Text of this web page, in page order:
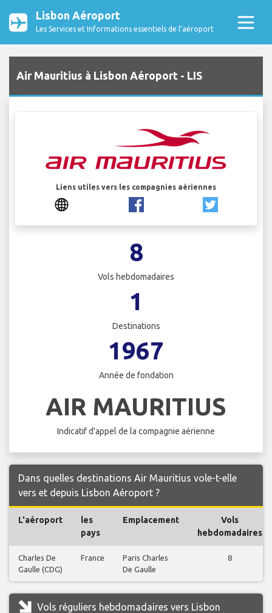
Lisbon Aéroport
Les Services et Informations essentiels de l’aéroport
Air Mauritius à Lisbon Aéroport - LIS
Liens utiles vers les compagnies aériennes
8
Vols hebdomadaires
1
Destinations
1967
Année de fondation
AIR MAURITIUS
Indicatif d'appel de la compagnie aérienne
Dans quelles destinations Air Mauritius vole-t-elle
vers et depuis Lisbon Aéroport ?
L'aéroport
les
pays
Emplacement
Vols
hebdomadaires
Charles De
Gaulle (CDG)
France
Paris Charles
De Gaulle
8
Vols réguliers hebdomadaires vers Lisbon